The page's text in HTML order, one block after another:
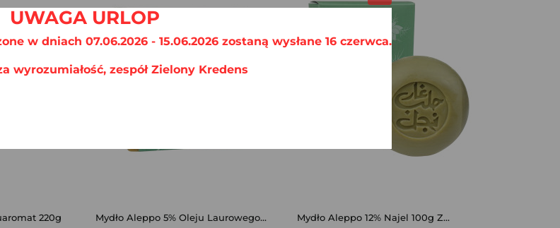
220g Mydło Aleppo 5% Oleju Laurowego... Mydło Aleppo 12% Najel 100g Z...
UWAGA URLOP
w dniach 07.06.2026 - 15.06.2026 zostaną wysłane 16 czerwca.
wyrozumiałość, zespół Zielony Kredens